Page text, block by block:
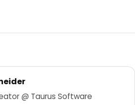
@ Taurus Software